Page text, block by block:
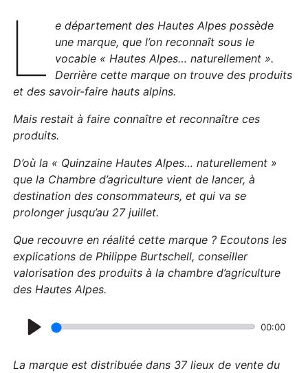
L
e département des Hautes Alpes possède
une marque, que l’on reconnaît sous le
vocable « Hautes Alpes… naturellement ».
Derrière cette marque on trouve des produits
et des savoir-faire hauts alpins.
Mais restait à faire connaître et reconnaître ces
produits.
D’où la « Quinzaine Hautes Alpes… naturellement »
que la Chambre d’agriculture vient de lancer, à
destination des consommateurs, et qui va se
prolonger jusqu’au 27 juillet.
Que recouvre en réalité cette marque ? Ecoutons les
explications de Philippe Burtschell, conseiller
valorisation des produits à la chambre d’agriculture
des Hautes Alpes.
l
00:00
La marque est distribuée dans 37 lieux de vente du